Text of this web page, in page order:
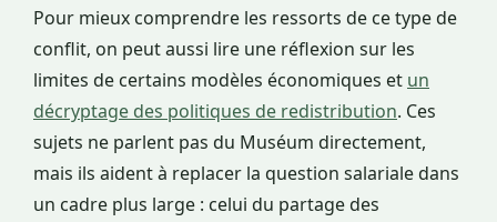
Pour mieux comprendre les ressorts de ce type de
conflit, on peut aussi lire une réflexion sur les
limites de certains modèles économiques et un
décryptage des politiques de redistribution. Ces
sujets ne parlent pas du Muséum directement,
mais ils aident à replacer la question salariale dans
un cadre plus large : celui du partage des